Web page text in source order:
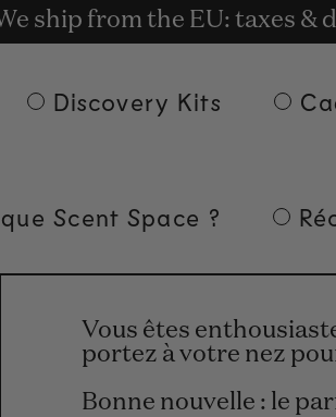
Livraison gratuite à partir de
ship from the EU: taxes &
rewards for shopping with
Discovery Kits
Scent Space ?
Vous êtes
portez à votre nez
Bonne nouvelle : le